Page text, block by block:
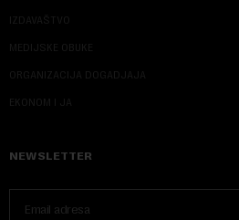
IZDAVAŠTVO
MEDIJSKE OBUKE
ORGANIZACIJA DOGADJAJA
EKONOM I JA
NEWSLETTER